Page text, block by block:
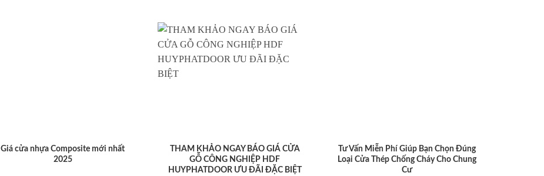
Giá cửa nhựa Composite mới nhất
2025
THAM KHẢO NGAY BÁO GIÁ CỬA
GỖ CÔNG NGHIỆP HDF
HUYPHATDOOR ƯU ĐÃI ĐẶC BIỆT
Tư Vấn Miễn Phí Giúp Bạn Chọn Đúng
Loại Cửa Thép Chống Cháy Cho Chung
Cư